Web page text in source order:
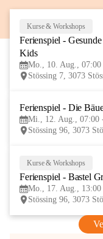
Kurse & Workshops
Ferienspiel -
Kids
Mo., 10. Aug., 07:00
Stössing 7, 3073
Ferienspiel - Die
Mi., 12. Aug., 07:00
Stössing 96, 3073
Kurse & Workshops
Ferienspiel - Bastel
Mo., 17. Aug., 13:00
Stössing 96, 3073